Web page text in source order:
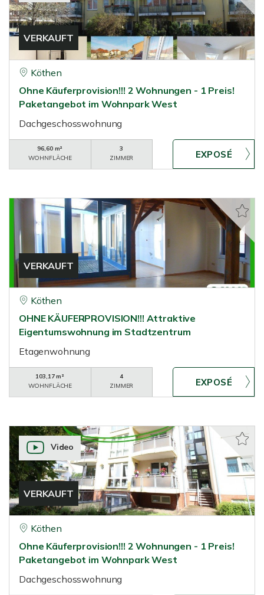
VERKAUFT
Köthen
Ohne Käuferprovision!!! 2 Wohnungen - 1 Preis!
Paketangebot im Wohnpark West
Dachgeschosswohnung
96,60 m²
WOHNFLÄCHE
3
ZIMMER
VERKAUFT
Köthen
OHNE KÄUFERPROVISION!!! Attraktive
Eigentumswohnung im Stadtzentrum
Etagenwohnung
103,17 m²
WOHNFLÄCHE
4
ZIMMER
VERKAUFT
Video
Köthen
Ohne Käuferprovision!!! 2 Wohnungen - 1 Preis!
Paketangebot im Wohnpark West
Dachgeschosswohnung